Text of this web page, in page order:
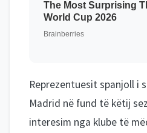
Reprezentuesit spanjoll i
Madrid në fund të këtij
interesim nga klube të